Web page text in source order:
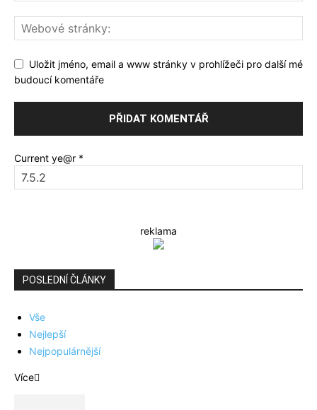
Uložit jméno, email a www stránky v prohlížeči pro další mé
budoucí komentáře
Current ye@r *
reklama
POSLEDNÍ ČLÁNKY
Vše
Nejlepší
Nejpopulárnější
Více